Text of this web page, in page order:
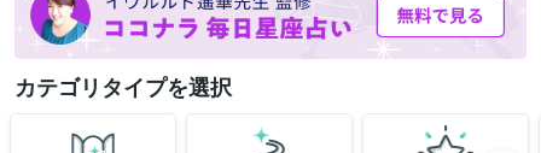
カテゴリタイプを選択